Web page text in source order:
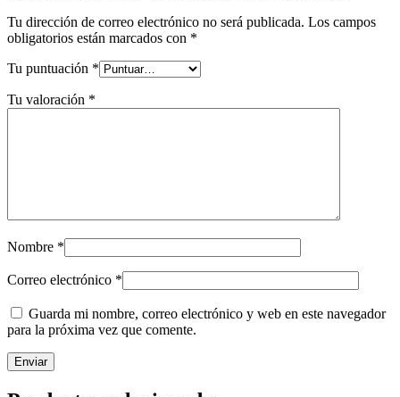
Tu dirección de correo electrónico no será publicada. Los campos
obligatorios están marcados con *
Tu puntuación *
Tu valoración *
Nombre *
Correo electrónico *
Guarda mi nombre, correo electrónico y web en este navegador
para la próxima vez que comente.